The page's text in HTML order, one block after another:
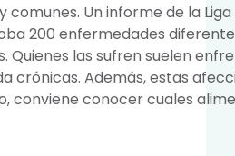
Un informe de la
200 enfermedades
las sufren suelen
crónicas. Además, estas
conviene conocer cuales